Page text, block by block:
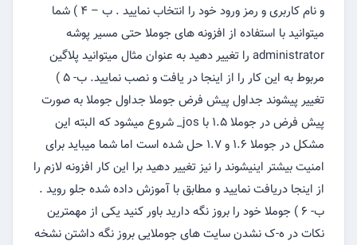
و نام کاربری و رمز ورود خود را انتخاب نمایید . ب – ۴ ) شما
میتوانید با استفاده از افزونه های جوملا حتی مسیر پوشه
administrator را تغییر دهید به عنوان مثال میتوانید پلاگین
مربوط به این کار را از اینجا در یافت و نصب نمایید. ب- ۵ )
تغییر پیشوند جداول پیش فرض جوملا جداول جوملا به صورت
پیش فرض در جوملا ۱.۵ با jos_ شروع میشود که البته این
مشکل در جوملا ۱.۶ و ۱.۷ حل شده است اما شما میباید برای
امنیت بیشتر اینیشوند را نیز تغییر دهید برا این کار افزونه لازم را
از اینجا دریافت نمایید و مطابق با آموزش داده شده جلو روید .
ب- ۶ ) جوملا خود را بروز نگه دارید باور کنید یکی از مهمترین
نکات در ه-ک نشدن سایت های جوملایی بروز نگه داشتن نشخه